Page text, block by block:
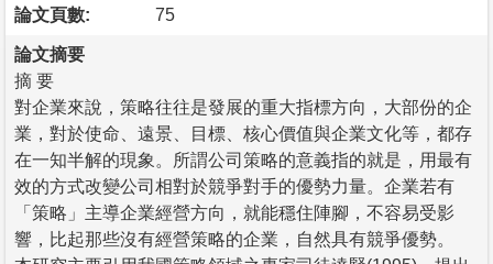
論文頁數: 75
論文摘要
摘 要
對企業來說，策略往往是發展的重大指標方向，大部份的企
業，對於使命、遠景、目標、核心價值與企業文化等，都存
在一知半解的現象。所謂公司策略的意義指的就是，用最有
效的方式改變公司相對於競爭對手的優勢力量。企業若有
「策略」主導企業經營方向，就能穩住陣腳，不容易受影
響，比起那些沒有經營策略的企業，自然具有競爭優勢。